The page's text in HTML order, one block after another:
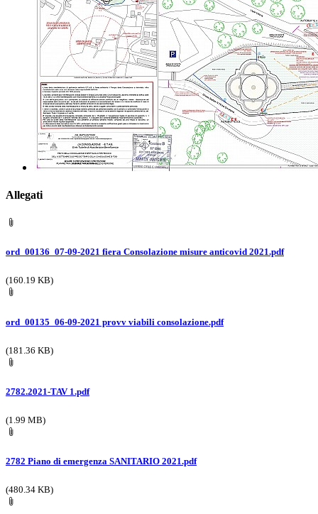
Allegati
ord_00136_07-09-2021 fiera Consolazione misure anticovid 2021.pdf
(160.19 KB)
ord_00135_06-09-2021 provv viabili consolazione.pdf
(181.36 KB)
2782.2021-TAV 1.pdf
(1.99 MB)
2782 Piano di emergenza SANITARIO 2021.pdf
(480.34 KB)